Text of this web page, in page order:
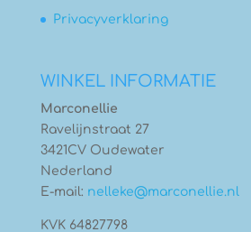
Privacyverklaring
WINKEL INFORMATIE
Marconellie
Ravelijnstraat 27
3421CV Oudewater
Nederland
E-mail: nelleke@marconellie.nl
KVK 64827798